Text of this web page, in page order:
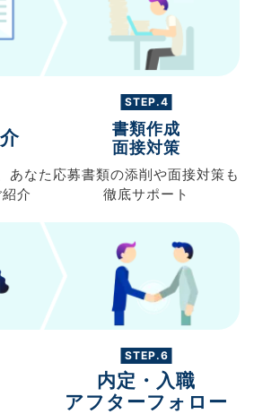
あなた
紹介
STEP.4
書類作成
面接対策
応募書類の添削や面接対策も
徹底サポート
STEP.6
内定・入職
アフターフォロー